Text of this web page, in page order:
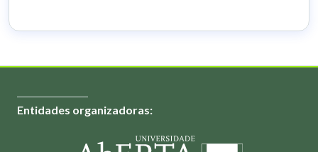
Entidades organizadoras: